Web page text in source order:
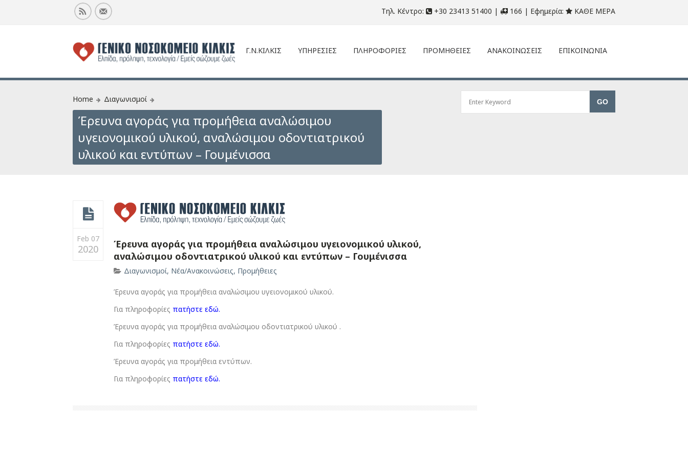
Τηλ. Κέντρο: +30 23413 51400 | 166 | Εφημερία: ΚΑΘΕ ΜΕΡΑ
Γ.Ν.ΚΙΛΚΙΣ ΥΠΗΡΕΣΙΕΣ ΠΛΗΡΟΦΟΡΙΕΣ ΠΡΟΜΗΘΕΙΕΣ ΑΝΑΚΟΙΝΩΣΕΙΣ ΕΠΙΚΟΙΝΩΝΙΑ
Home Διαγωνισμοί
Έρευνα αγοράς για προμήθεια αναλώσιμου
υγειονομικού υλικού, αναλώσιμου οδοντιατρικού
υλικού και εντύπων – Γουμένισσα
Feb 07
2020
Έρευνα αγοράς για προμήθεια αναλώσιμου υγειονομικού υλικού,
αναλώσιμου οδοντιατρικού υλικού και εντύπων – Γουμένισσα
Διαγωνισμοί, Νέα/Ανακοινώσεις, Προμήθειες
Έρευνα αγοράς για προμήθεια αναλώσιμου υγειονομικού υλικού.
Για πληροφορίες πατήστε εδώ.
Έρευνα αγοράς για προμήθεια αναλώσιμου οδοντιατρικού υλικού .
Για πληροφορίες πατήστε εδώ.
Έρευνα αγοράς για προμήθεια εντύπων.
Για πληροφορίες πατήστε εδώ.